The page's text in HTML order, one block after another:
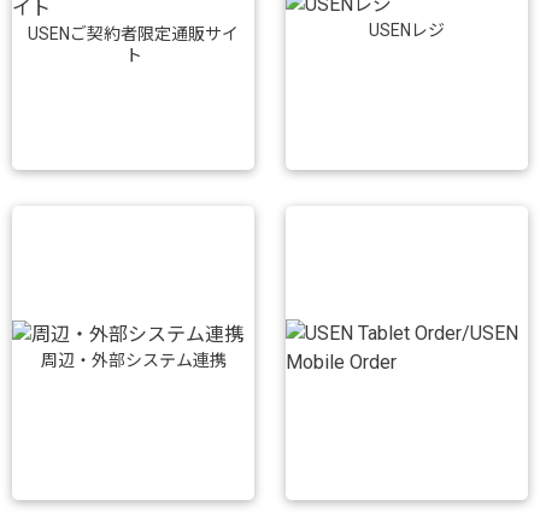
USENご契約者限定通販サイ
ト
USENレジ
周辺・外部システム連携